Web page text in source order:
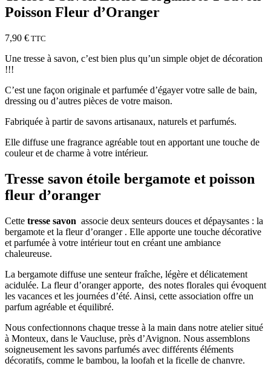
Poisson Fleur d’Oranger
7,90 € TTC
Une tresse à savon, c’est bien plus qu’un simple objet de décoration
!!!
C’est une façon originale et parfumée d’égayer votre salle de bain,
dressing ou d’autres pièces de votre maison.
Fabriquée à partir de savons artisanaux, naturels et parfumés.
Elle diffuse une fragrance agréable tout en apportant une touche de
couleur et de charme à votre intérieur.
Tresse savon étoile bergamote et poisson
fleur d’oranger
Cette tresse savon associe deux senteurs douces et dépaysantes : la
bergamote et la fleur d’oranger . Elle apporte une touche décorative
et parfumée à votre intérieur tout en créant une ambiance
chaleureuse.
La bergamote diffuse une senteur fraîche, légère et délicatement
acidulée. La fleur d’oranger apporte, des notes florales qui évoquent
les vacances et les journées d’été. Ainsi, cette association offre un
parfum agréable et équilibré.
Nous confectionnons chaque tresse à la main dans notre atelier situé
à Monteux, dans le Vaucluse, près d’Avignon. Nous assemblons
soigneusement les savons parfumés avec différents éléments
décoratifs, comme le bambou, la loofah et la ficelle de chanvre.